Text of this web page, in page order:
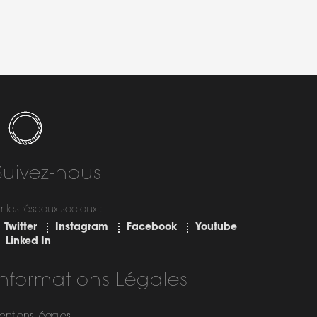
nous
les réseaux sociaux :
Twitter
Instagram Facebook
Youtube
Linked In
Légales